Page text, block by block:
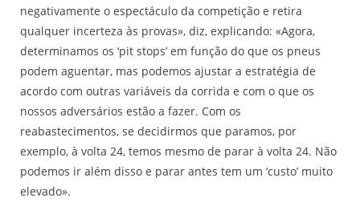
negativamente o espectáculo da competição e retira
qualquer incerteza às provas», diz, explicando: «Agora,
determinamos os ‘pit stops’ em função do que os pneus
podem aguentar, mas podemos ajustar a estratégia de
acordo com outras variáveis da corrida e com o que os
nossos adversários estão a fazer. Com os
reabastecimentos, se decidirmos que paramos, por
exemplo, à volta 24, temos mesmo de parar à volta 24. Não
podemos ir além disso e parar antes tem um ‘custo’ muito
elevado».